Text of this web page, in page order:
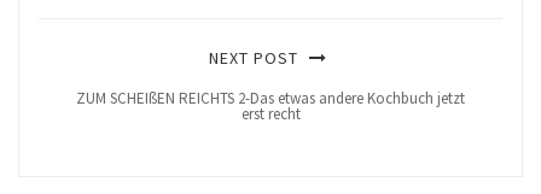
NEXT POST
ZUM SCHEIßEN REICHTS 2-Das etwas andere Kochbuch jetzt
erst recht